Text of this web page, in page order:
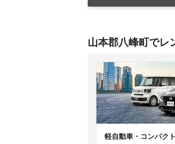
山本郡八峰町でレ
軽自動車・コンパクト